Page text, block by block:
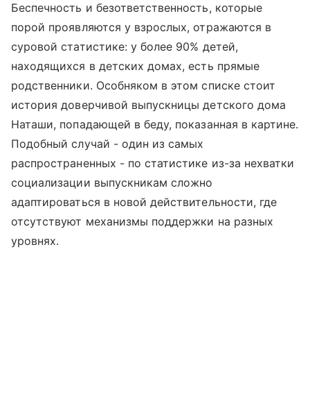
Беспечность и безответственность, которые
порой проявляются у взрослых, отражаются в
суровой статистике: у более 90% детей,
находящихся в детских домах, есть прямые
родственники. Особняком в этом списке стоит
история доверчивой выпускницы детского дома
Наташи, попадающей в беду, показанная в картине.
Подобный случай - один из самых
распространенных - по статистике из-за нехватки
социализации выпускникам сложно
адаптироваться в новой действительности, где
отсутствуют механизмы поддержки на разных
уровнях.